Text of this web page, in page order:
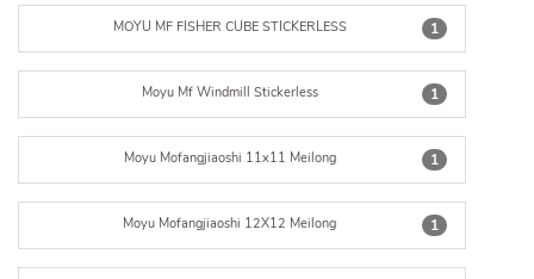
1
MOYU MF FISHER CUBE STICKERLESS
1
Moyu Mf Windmill Stickerless
1
Moyu Mofangjiaoshi 11x11 Meilong
1
Moyu Mofangjiaoshi 12X12 Meilong